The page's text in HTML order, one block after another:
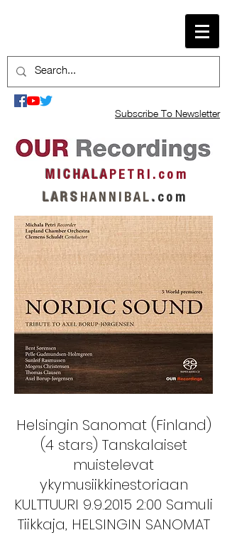
Subscribe To Newsletter
M I C H A L AP E T R I . c o m
L A R S H A N N I B A L . c o m
Helsingin Sanomat (Finland)
(4 stars) Tanskalaiset
muistelevat
ykymusiikkinestoriaan
KULTTUURI 9.9.2015 2:00 Samuli
Tiikkaja, HELSINGIN SANOMAT